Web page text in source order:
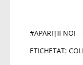
#APARIȚII NOI
ETICHETAT: